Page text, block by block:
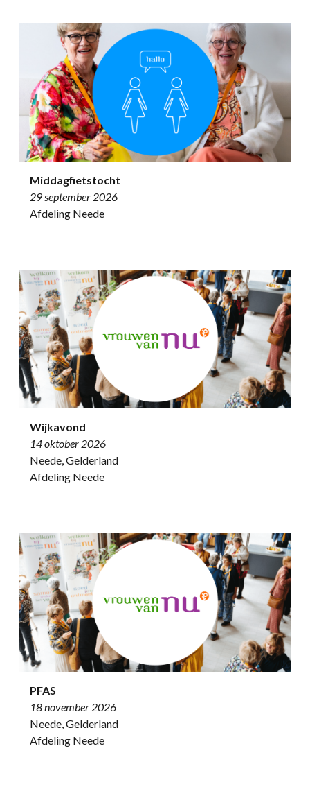
Middagfietstocht
29 september 2026
Afdeling Neede
Wijkavond
14 oktober 2026
Neede, Gelderland
Afdeling Neede
PFAS
18 november 2026
Neede, Gelderland
Afdeling Neede